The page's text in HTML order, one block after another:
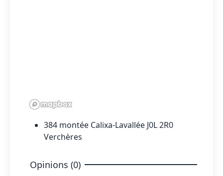
384 montée Calixa-Lavallée J0L 2R0
Verchères
Opinions (0)